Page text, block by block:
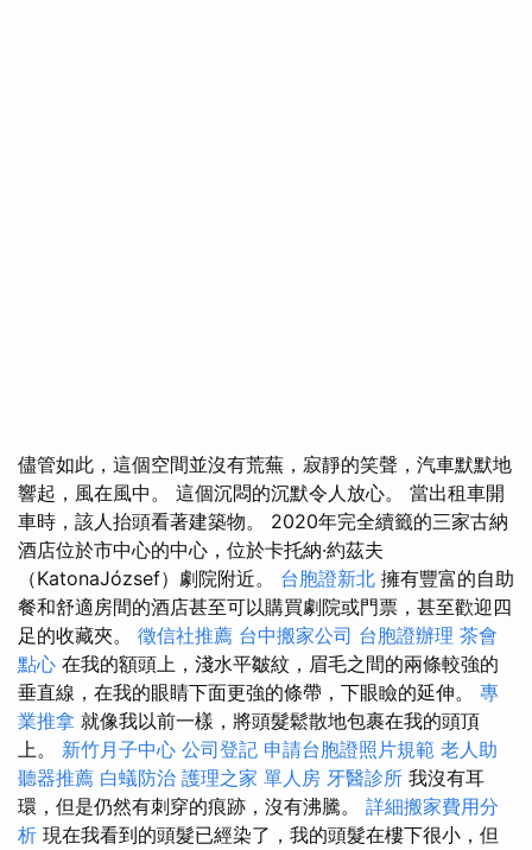
儘管如此，這個空間並沒有荒蕪，寂靜的笑聲，汽車默默地
響起，風在風中。 這個沉悶的沉默令人放心。 當出租車開
車時，該人抬頭看著建築物。 2020年完全續籤的三家古納
酒店位於市中心的中心，位於卡托納·約茲夫
（KatonaJózsef）劇院附近。 台胞證新北 擁有豐富的自助
餐和舒適房間的酒店甚至可以購買劇院或門票，甚至歡迎四
足的收藏夾。 徵信社推薦 台中搬家公司 台胞證辦理 茶會
點心 在我的額頭上，淺水平皺紋，眉毛之間的兩條較強的
垂直線，在我的眼睛下面更強的條帶，下眼瞼的延伸。 專
業推拿 就像我以前一樣，將頭髮鬆散地包裹在我的頭頂
上。 新竹月子中心 公司登記 申請台胞證照片規範 老人助
聽器推薦 白蟻防治 護理之家 單人房 牙醫診所 我沒有耳
環，但是仍然有刺穿的痕跡，沒有沸騰。 詳細搬家費用分
析 現在我看到的頭髮已經染了，我的頭髮在樓下很小，但